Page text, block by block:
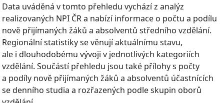
Data uváděná v tomto přehledu vychází z analýz
realizovaných NPI ČR a nabízí informace o počtu a podílu
nově přijímaných žáků a absolventů středního vzdělání.
Regionální statistiky se věnují aktuálnímu stavu,
ale i dlouhodobému vývoji v jednotlivých kategoriích
vzdělání. Součástí přehledu jsou také přílohy s počty
a podíly nově přijímaných žáků a absolventů účastnících
se denního studia a rozřazených podle skupin oborů